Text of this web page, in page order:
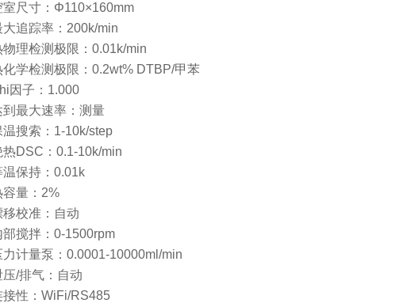
尺寸： Φ110×160mm
大追踪率： 200k/min
物理检测极限： 0.01k/min
化学检测极限： 0.2wt% DTBP/甲苯
因子： 1.000
到最大速率：测量
搜索： 1-10k/step
热DSC ： 0.1-10k/min
保持： 0.01k
量： 2%
移校准：自动
搅拌： 0-1500rpm
力计量泵： 0.0001-10000ml/min
压/排气：自动
性： WiFi/RS485